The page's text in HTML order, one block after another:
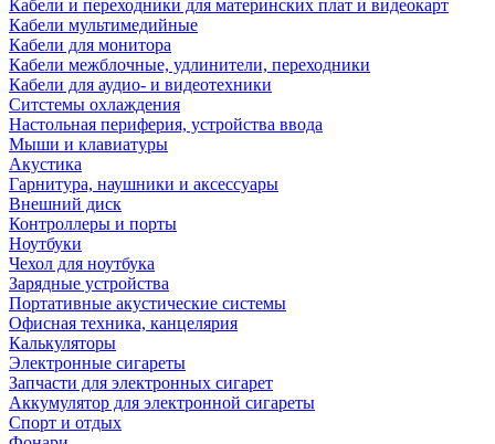
Кабели и переходники для материнских плат и видеокарт
Кабели мультимедийные
Кабели для монитора
Кабели межблочные, удлинители, переходники
Кабели для аудио- и видеотехники
Ситстемы охлаждения
Настольная периферия, устройства ввода
Мыши и клавиатуры
Акустика
Гарнитура, наушники и аксессуары
Внешний диск
Контроллеры и порты
Ноутбуки
Чехол для ноутбука
Зарядные устройства
Портативные акустические системы
Офисная техника, канцелярия
Калькуляторы
Электронные сигареты
Запчасти для электронных сигарет
Аккумулятор для электронной сигареты
Спорт и отдых